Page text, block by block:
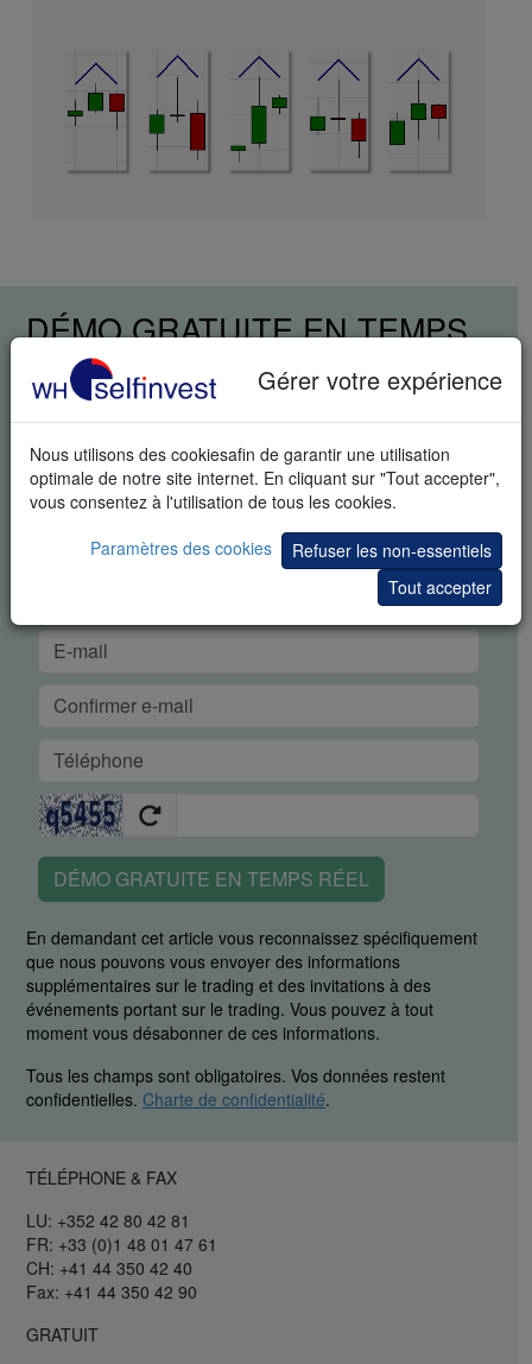
Gérer votre expérience
Nous utilisons des cookiesafin de garantir une utilisation
optimale de notre site internet. En cliquant sur "Tout accepter",
vous consentez à l'utilisation de tous les cookies.
Paramètres des cookies
Refuser les non-essentiels
Tout accepter
DÉMO GRATUITE EN TEMPS
RÉEL
DÉMO GRATUITE EN TEMPS RÉEL
En demandant cet article vous reconnaissez spécifiquement
que nous pouvons vous envoyer des informations
supplémentaires sur le trading et des invitations à des
événements portant sur le trading. Vous pouvez à tout
moment vous désabonner de ces informations.
Tous les champs sont obligatoires. Vos données restent
confidentielles. Charte de confidentialité.
TÉLÉPHONE & FAX
LU: +352 42 80 42 81
FR: +33 (0)1 48 01 47 61
CH: +41 44 350 42 40
Fax: +41 44 350 42 90
GRATUIT